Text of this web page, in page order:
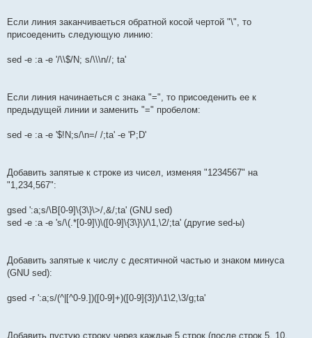
Если линия заканчиваеться обратной косой чертой "\", то
присоеденить следующую линию:
sed -e :a -e '/\\$/N; s/\\\n//; ta'
Если линия начинаеться с знака "=", то присоеденить ее к
предыдущей линии и заменить "=" пробелом:
sed -e :a -e '$!N;s/\n=/ /;ta' -e 'P;D'
Добавить запятые к строке из чисел, изменяя "1234567" на
"1,234,567":
gsed ':a;s/\B[0-9]\{3\}\>/,&/;ta' (GNU sed)
sed -e :a -e 's/\(.*[0-9]\)\([0-9]\{3\}\)/\1,\2/;ta' (другие sed-ы)
Добавить запятые к числу с десятичной частью и знаком минуса
(GNU sed):
gsed -r ':a;s/(^|[^0-9.])([0-9]+)([0-9]{3})/\1\2,\3/g;ta'
Добавить пустую строку через каждые 5 строк (после строк 5, 10,